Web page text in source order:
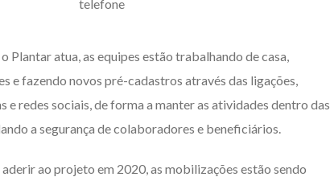
telefone
Plantar atua, as equipes estão trabalhando de casa,
e fazendo novos pré-cadastros através das ligações,
e redes sociais, de forma a manter as atividades dentro das
a segurança de colaboradores e beneficiários.
ao projeto em 2020, as mobilizações estão sendo